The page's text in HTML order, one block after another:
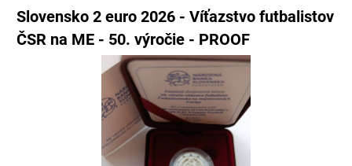
Slovensko 2 euro 2026 - Víťazstvo futbalistov
ČSR na ME - 50. výročie - PROOF